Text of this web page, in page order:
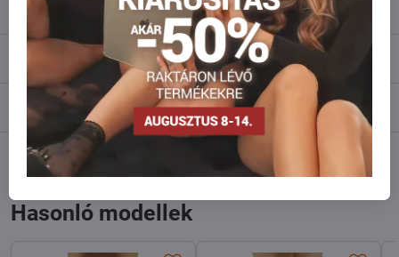
Leírás
Vélemények 0
Fórum 0
Facebook Reddit LinkedIn
Hasonló modellek